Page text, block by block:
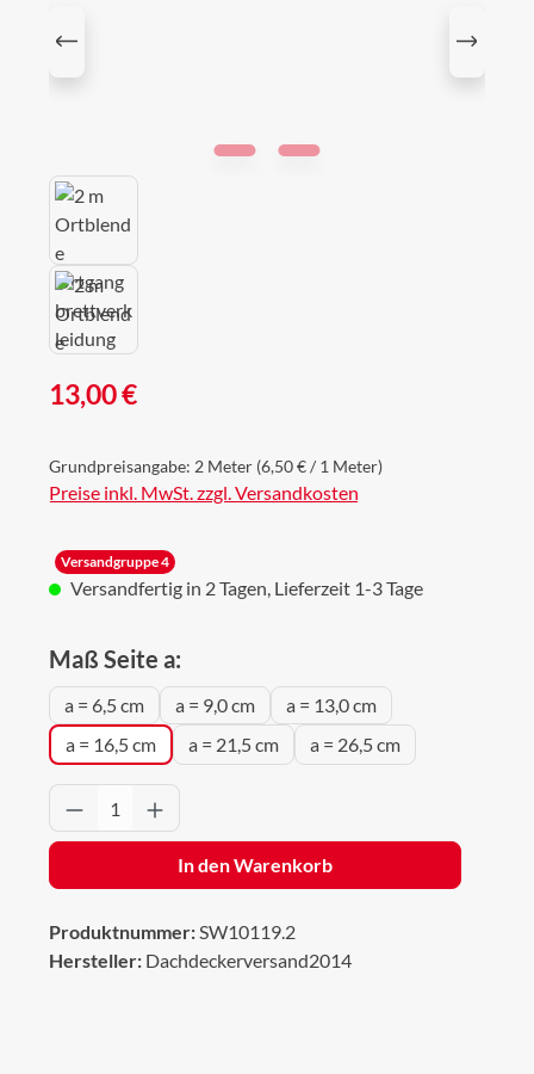
Regulärer Preis:
13,00 €
Grundpreisangabe: 2 Meter (6,50 € / 1 Meter)
Preise inkl. MwSt. zzgl. Versandkosten
Versandgruppe 4
Versandfertig in 2 Tagen, Lieferzeit 1-3 Tage
Maß Seite a:
a = 6,5 cm a = 9,0 cm
a = 13,0 cm
a = 16,5 cm
a = 21,5 cm a = 26,5 cm
Produkt Anzahl: Gib den gewünschten
In den Warenkorb
Produktnummer:SW10119.2
Hersteller: Dachdeckerversand2014